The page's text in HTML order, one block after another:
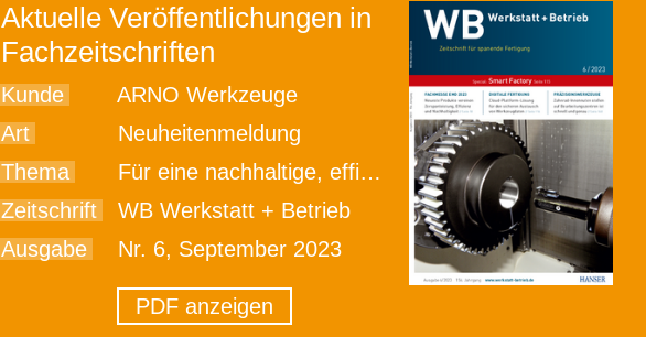
Aktuelle Veröffentlichungen in
Fachzeitschriften
Kunde
ARNO Werkzeuge
Art
Neuheitenmeldung
Thema
Für eine nachhaltige, effiziente Zerspanung
Zeitschrift
WB Werkstatt + Betrieb
Ausgabe
Nr. 6, September 2023
PDF anzeigen